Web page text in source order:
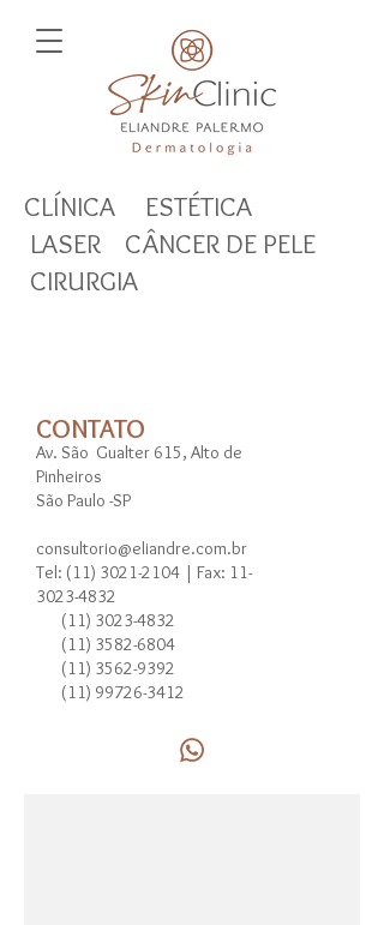
CLÍNICA ESTÉTICA
LASER CÂNCER DE PELE
CIRURGIA
CONTATO
Av. São Gualter 615, Alto de
Pinheiros
São Paulo -SP
consultorio@eliandre.com.br
Tel: (11) 3021-2104 | Fax: 11-
3023-4832
(11) 3023-4832
(11) 3582-6804
(11) 3562-9392
(11) 99726-3412